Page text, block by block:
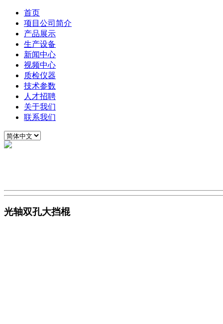
首页
项目公司简介
产品展示
生产设备
新闻中心
视频中心
质检仪器
技术参数
人才招聘
关于我们
联系我们
光轴双孔大挡棍